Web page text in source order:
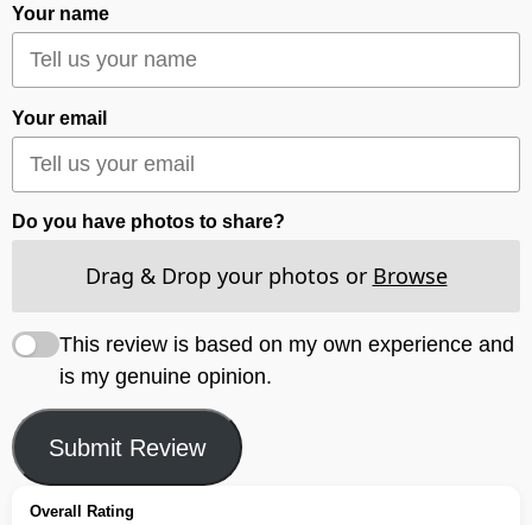
Your name
Your email
Do you have photos to share?
Drag & Drop your photos or Browse
This review is based on my own experience and
is my genuine opinion.
Submit Review
Overall Rating